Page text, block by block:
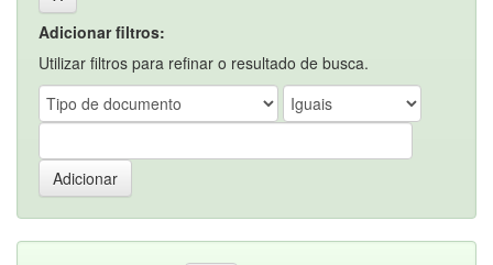
Adicionar filtros:
Utilizar filtros para refinar o resultado de busca.